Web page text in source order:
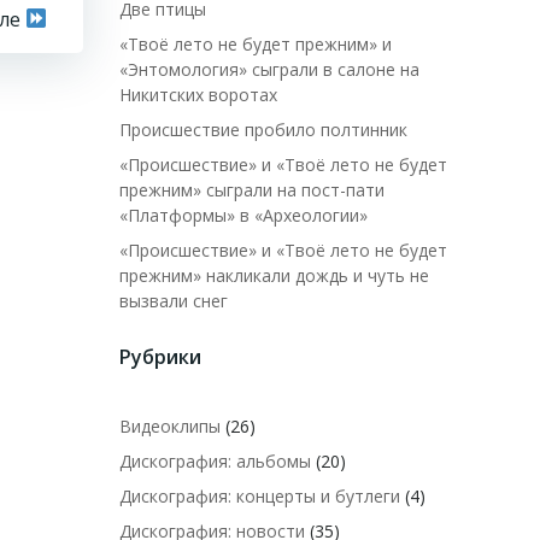
Две птицы
«Твоё лето не будет прежним» и
«Энтомология» сыграли в салоне на
Никитских воротах
Происшествие пробило полтинник
«Происшествие» и «Твоё лето не будет
прежним» сыграли на пост-пати
«Платформы» в «Археологии»
«Происшествие» и «Твоё лето не будет
прежним» накликали дождь и чуть не
вызвали снег
Рубрики
Видеоклипы (26)
Дискография: альбомы (20)
Дискография: концерты и бутлеги (4)
Дискография: новости (35)